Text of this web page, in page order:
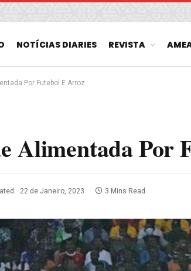
NOTÍCIAS DIARIES REVISTA
Por Futebol E Arroz
Alimentada Por
22 de Janeiro, 2023 3 Mins Read